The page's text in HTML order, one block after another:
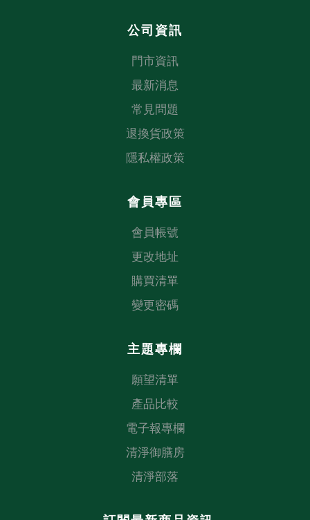
公司資訊
門市資訊
最新消息
常見問題
退換貨政策
隱私權政策
會員專區
會員帳號
更改地址
購買清單
變更密碼
主題專欄
願望清單
產品比較
電子報專欄
清淨御膳房
清淨部落